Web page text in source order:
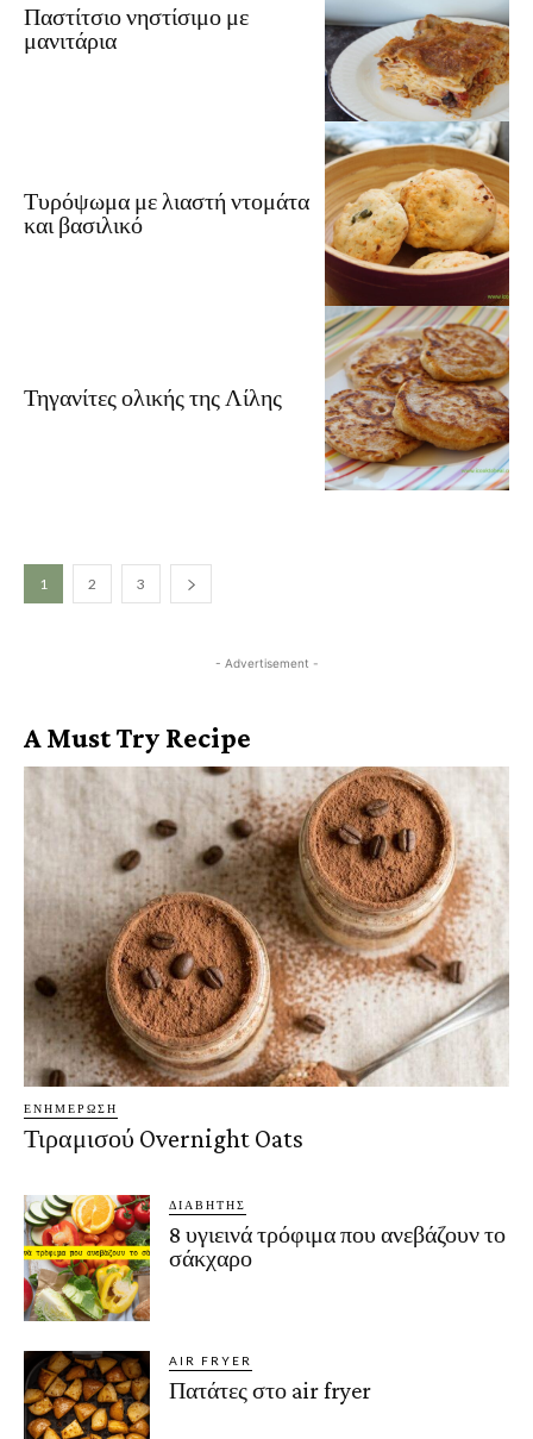
Παστίτσιο νηστίσιμο με
μανιτάρια
Τυρόψωμα με λιαστή ντομάτα
και βασιλικό
Τηγανίτες ολικής της Λίλης
1 2 3
- Advertisement -
A Must Try Recipe
ΕΝΗΜΈΡΩΣΗ
Τιραμισού Overnight Oats
ΔΙΑΒΉΤΗΣ
8 υγιεινά τρόφιμα που ανεβάζουν το
σάκχαρο
AIR FRYER
Πατάτες στο air fryer